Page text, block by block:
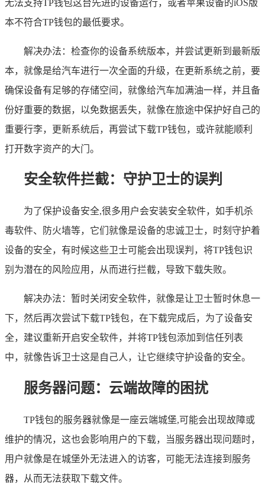
无法支持TP钱包这台先进的设备运行，或者苹果设备的iOS版
本不符合TP钱包的最低要求。
解决办法：检查你的设备系统版本，并尝试更新到最新版
本，就像是给汽车进行一次全面的升级，在更新系统之前，要
确保设备有足够的存储空间，就像给汽车加满油一样，并且备
份好重要的数据，以免数据丢失，就像在旅途中保护好自己的
重要行李，更新系统后，再尝试下载TP钱包，或许就能顺利
打开数字资产的大门。
安全软件拦截：守护卫士的误判
为了保护设备安全,很多用户会安装安全软件，如手机杀
毒软件、防火墙等，它们就像是设备的忠诚卫士，时刻守护着
设备的安全，有时候这些卫士可能会出现误判，将TP钱包识
别为潜在的风险应用，从而进行拦截，导致下载失败。
解决办法：暂时关闭安全软件，就像是让卫士暂时休息一
下，然后再次尝试下载TP钱包，在下载完成后，为了设备安
全，建议重新开启安全软件，并将TP钱包添加到信任列表
中，就像告诉卫士这是自己人，让它继续守护设备的安全。
服务器问题：云端故障的困扰
TP钱包的服务器就像是一座云端城堡,可能会出现故障或
维护的情况，这也会影响用户的下载，当服务器出现问题时，
用户就像是在城堡外无法进入的访客，可能无法连接到服务
器，从而无法获取下载文件。